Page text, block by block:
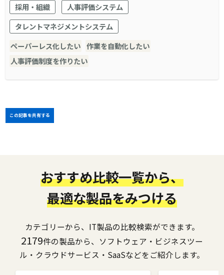
採用・組織
人事評価システム
タレントマネジメントシステム
ペーパーレス化したい 作業を自動化したい
人事評価制度を作りたい
この記事を共有する
おすすめ比較一覧から、
最適な製品をみつける
カテゴリーから、IT製品の比較検索ができます。
2179件の製品から、ソフトウェア・ビジネスツー
ル・クラウドサービス・SaaSなどをご紹介します。